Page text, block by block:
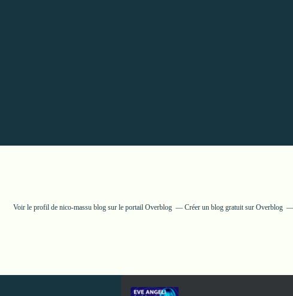
Voir le profil de nico-massu blogsur le portail Overblog Créer un blog gratuit sur Overblog